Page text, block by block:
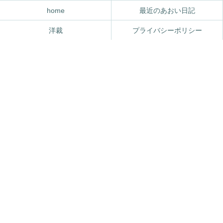
home 最近のあおい日記
洋裁 プライバシーポリシー